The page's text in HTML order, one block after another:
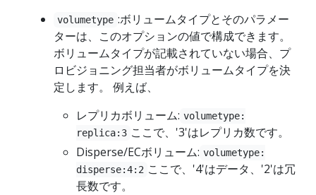
volumetype :ボリュームタイプとそのパラメー
ターは、このオプションの値で構成できます。
ボリュームタイプが記載されていない場合、プ
ロビジョニング担当者がボリュームタイプを決
定します。 例えば、
レプリカボリューム: volumetype:
replica:3 ここで、'3'はレプリカ数です。
Disperse/ECボリューム: volumetype:
disperse:4:2 ここで、'4'はデータ、'2'は冗
長数です。